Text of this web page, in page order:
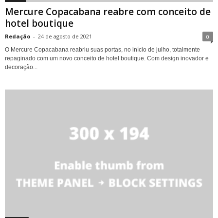
Mercure Copacabana reabre com conceito de
hotel boutique
Redação - 24 de agosto de 2021 0
O Mercure Copacabana reabriu suas portas, no início de julho, totalmente
repaginado com um novo conceito de hotel boutique. Com design inovador e
decoração...